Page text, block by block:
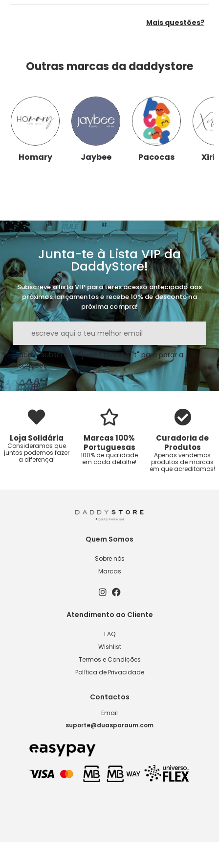
Mais questões?
Outras marcas da daddystore
Homary Jaybee Pacocas
Junta-te à Lista VIP da
DaddyStore!
Subscreve a lista VIP para teres acesso antecipado aos
próximos lançamentos e recebe 10% de desconto na
próxima compra!
[submi "subscrever"] ---> retirei o "t" para parar a
inscrições
Loja Solidária
Consideramos que
juntos podemos fazer
a diferença!
Marcas 100%
Portuguesas
100% de qualidade
em cada detalhe!
Curadoria de
Produtos
Apenas vendemos
produtos de marcas
em que acreditamos!
Quem Somos
Sobre nós
Marcas
Atendimento ao Cliente
FAQ
Wishlist
Termos e Condições
Política de Privacidade
Contactos
Email
suporte@duasparaum.com